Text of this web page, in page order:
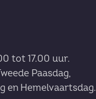
tot 17.00 uur.
Paasdag,
en Hemelvaartsdag.